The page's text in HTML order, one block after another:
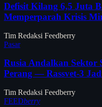
Defisit Kilang 6,5 Juta
Memperparah Krisis
Tim Redaksi Feedberry
Pasar
Rusia Andalkan Sektor
Perang — Rassvet-3
Tim Redaksi Feedberry
FEEDberry